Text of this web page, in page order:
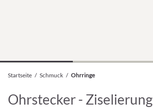
Startseite / Schmuck / Ohrringe
Ohrstecker - Ziselierung